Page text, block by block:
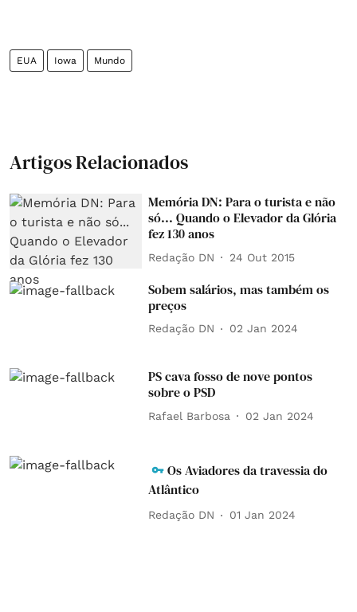
EUA Iowa Mundo
Artigos Relacionados
Memória DN: Para o turista e não
só... Quando o Elevador da Glória
fez 130 anos
Redação DN 24 Out 2015
Sobem salários, mas também os
preços
Redação DN 02 Jan 2024
PS cava fosso de nove pontos
sobre o PSD
Rafael Barbosa 02 Jan 2024
Os Aviadores da travessia do
Atlântico
Redação DN 01 Jan 2024